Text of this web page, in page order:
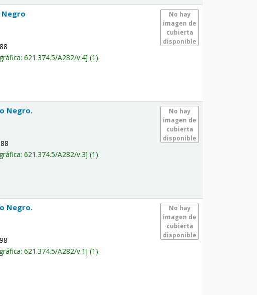
No hay
imagen de
cubierta
disponible
Negro
621.374.5/A282/v.4 (1).
No hay
imagen de
cubierta
disponible
Negro.
621.374.5/A282/v.3 (1).
No hay
imagen de
cubierta
disponible
Negro.
621.374.5/A282/v.1 (1).